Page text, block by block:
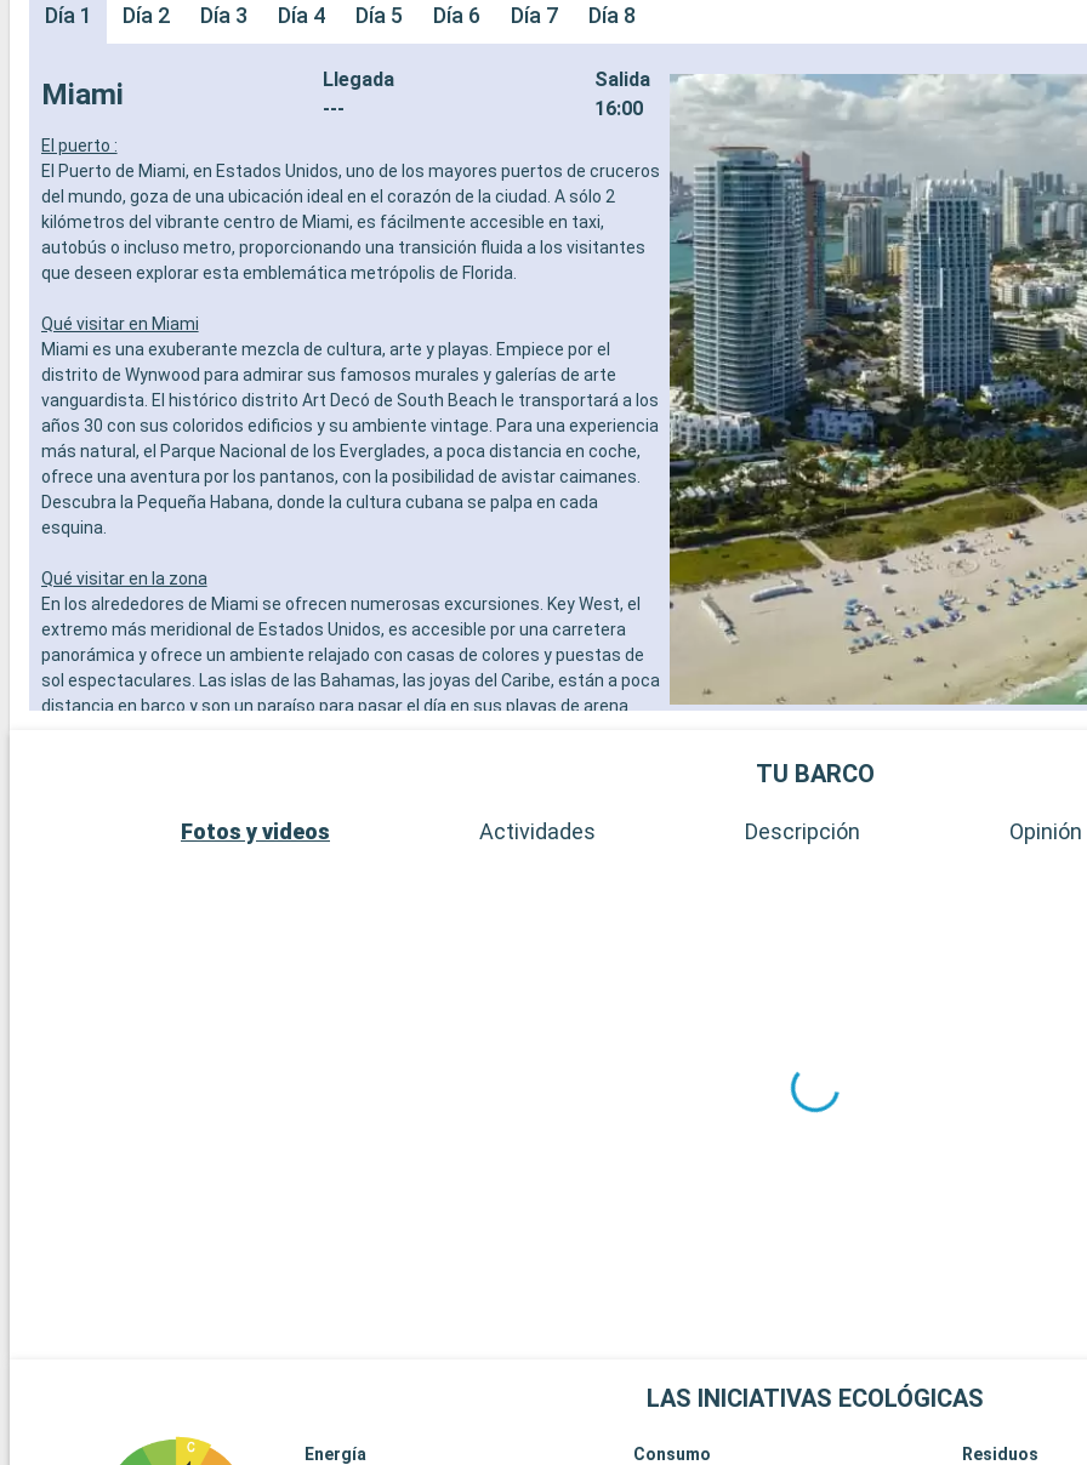
Día 1 Día 2 Día 3 Día 4 Día 5 Día 6 Día 7 Día 8
Miami
Llegada
---
Salida
16:00
El puerto :
El Puerto de Miami, en Estados Unidos, uno de los mayores puertos de cruceros
del mundo, goza de una ubicación ideal en el corazón de la ciudad. A sólo 2
kilómetros del vibrante centro de Miami, es fácilmente accesible en taxi,
autobús o incluso metro, proporcionando una transición fluida a los visitantes
que deseen explorar esta emblemática metrópolis de Florida.
Qué visitar en Miami
Miami es una exuberante mezcla de cultura, arte y playas. Empiece por el
distrito de Wynwood para admirar sus famosos murales y galerías de arte
vanguardista. El histórico distrito Art Decó de South Beach le transportará a los
años 30 con sus coloridos edificios y su ambiente vintage. Para una experiencia
más natural, el Parque Nacional de los Everglades, a poca distancia en coche,
ofrece una aventura por los pantanos, con la posibilidad de avistar caimanes.
Descubra la Pequeña Habana, donde la cultura cubana se palpa en cada
esquina.
Qué visitar en la zona
En los alrededores de Miami se ofrecen numerosas excursiones. Key West, el
extremo más meridional de Estados Unidos, es accesible por una carretera
panorámica y ofrece un ambiente relajado con casas de colores y puestas de
sol espectaculares. Las islas de las Bahamas, las joyas del Caribe, están a poca
distancia en barco y son un paraíso para pasar el día en sus playas de arena
TU BARCO
Fotos y videos Actividades Descripción
LAS INICIATIVAS ECOLÓGICAS
Energía Consumo Residuos